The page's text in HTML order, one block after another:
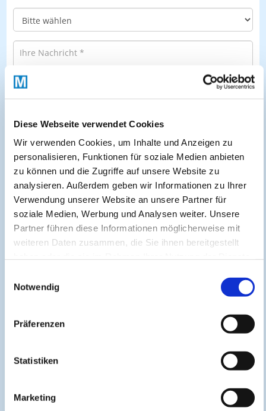
Diese Webseite verwendet Cookies
Wir verwenden Cookies, um Inhalte und Anzeigen zu
personalisieren, Funktionen für soziale Medien anbieten
zu können und die Zugriffe auf unsere Website zu
analysieren. Außerdem geben wir Informationen zu Ihrer
Verwendung unserer Website an unsere Partner für
soziale Medien, Werbung und Analysen weiter. Unsere
Partner führen diese Informationen möglicherweise mit
weiteren Daten zusammen, die Sie ihnen bereitgestellt
Notwendig
Präferenzen
Statistiken
Marketing
Mit dem Absenden dieses Formulars stimme ich der Verarbeitung meiner
Daten für die Bearbeitung meiner Anfrage oder Abmeldung zu. Diese
Einwilligung kann ich jederzeit widerrufen. Ich habe die
Datenschutzbestimmungengelesen und akzeptiere sie.
Antispam: Wieviel ist 8 - 6
c/o CME-Verlag Medcram